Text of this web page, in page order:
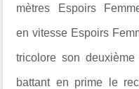
mètres Espoirs
envitesse Espoirs
tricolore son
battant en prime le